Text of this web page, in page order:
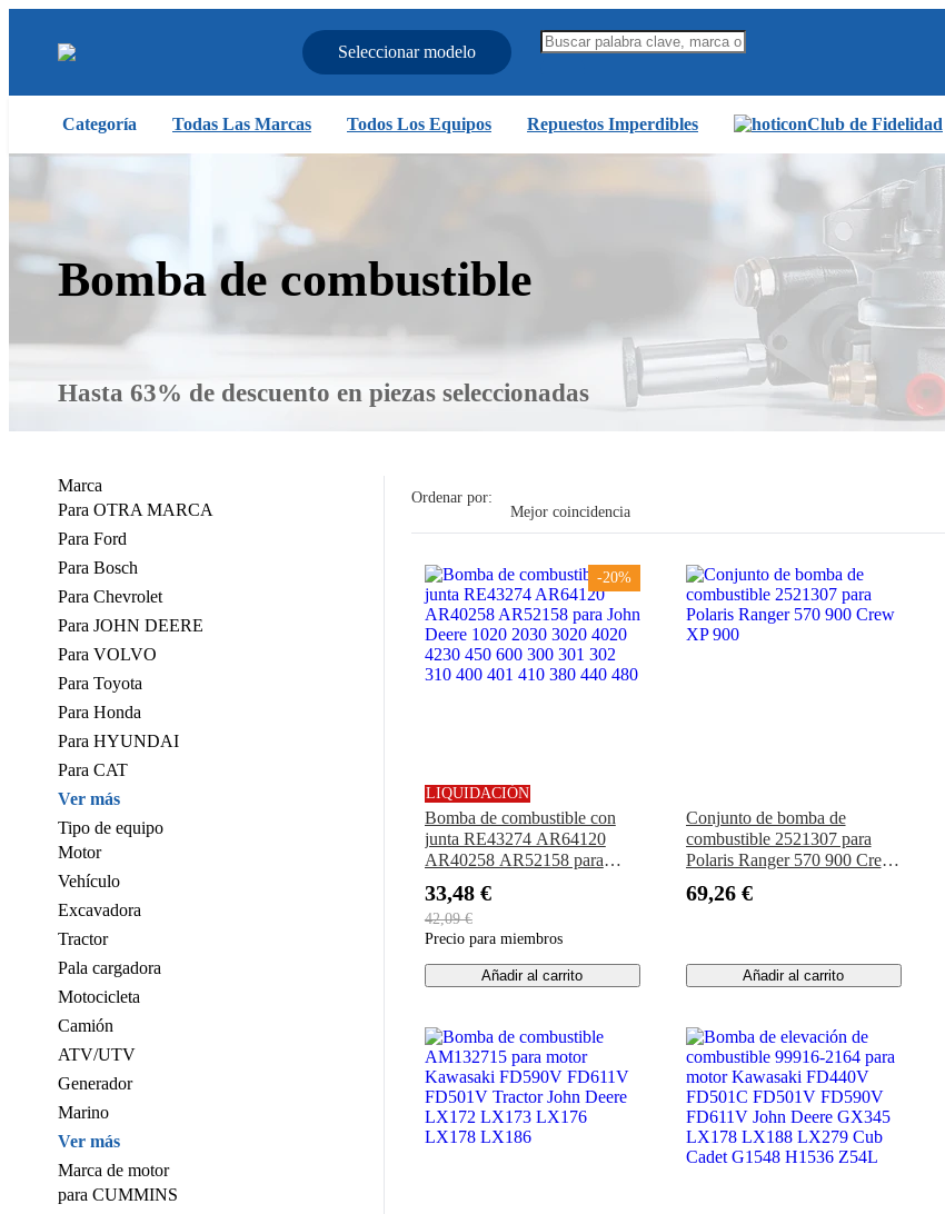
Seleccionar modelo
Categoría Todas Las Marcas Todos Los Equipos Repuestos Imperdibles Club de Fidelidad
Bomba de combustible
Hasta 63% de descuento en piezas seleccionadas
Marca
Para OTRA MARCA
Para Ford
Para Bosch
Para Chevrolet
Para JOHN DEERE
Para VOLVO
Para Toyota
Para Honda
Para HYUNDAI
Para CAT
Ver más
Tipo de equipo
Motor
Vehículo
Excavadora
Tractor
Pala cargadora
Motocicleta
Camión
ATV/UTV
Generador
Marino
Ver más
Marca de motor
para CUMMINS
Ordenar por:
Mejor coincidencia
-20%
LIQUIDACIÓN
Bomba de combustible con
junta RE43274 AR64120
AR40258 AR52158 para
4020 4230 450 600 300 301
302 310 400 401 410 380 440
480
33,48 €
42,09 €
Precio para miembros
Añadir al carrito
Conjunto de bomba de
combustible 2521307 para
Polaris Ranger 570 900 Crew
69,26 €
Añadir al carrito